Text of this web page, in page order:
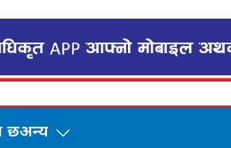
छअन्य